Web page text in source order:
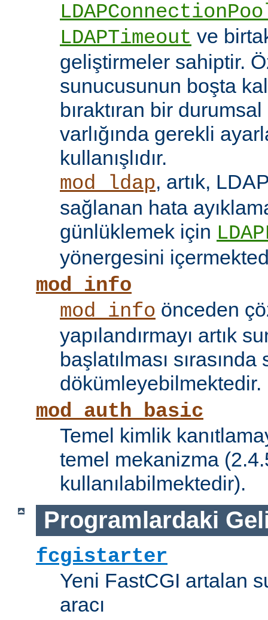
LDAPTimeout ve
geliştirmeler sahiptir.
sunucusunun boşta
bıraktıran bir
varlığında gerekli
kullanışlıdır.
mod_ldap, artık,
sağlanan hata
günlüklemek için
yönergesini
mod_info
mod_info önceden
yapılandırmayı artık
başlatılması sırasında
dökümleyebilmektedir.
mod_auth_basic
Temel kimlik
temel mekanizma
kullanılabilmektedir).
Programlardaki
fcgistarter
Yeni FastCGI artalan
aracı